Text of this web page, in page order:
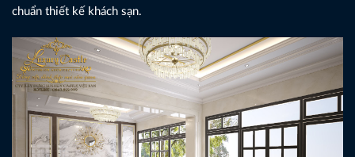
chuẩn thiết kế khách sạn.